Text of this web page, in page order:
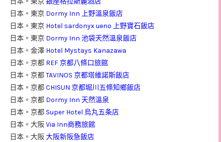
日本。東京 Dormy Inn 上野溫泉飯店
日本。東京 Hotel sardonyx ueno 上野寶石飯店
日本。東京 Dormy Inn 池袋天然溫泉飯店
日本。金澤 Hotel Mystays Kanazawa
日本。京都 REF 京都八條口旅館
日本。京都TAVINOS 京都塔維諾斯飯店
日本。京都CHISUN 京都堀川五條知鄉飯店
日本。京都 Dormy Inn 天然溫泉
日本。京都 Super Hotel 烏丸五条店
日本。大阪Via Inn商務旅館
日本。大阪大阪新阪急飯店